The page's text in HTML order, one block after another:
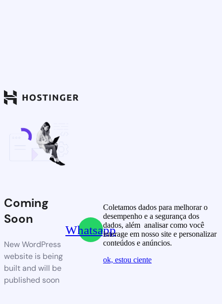
Coming
Soon
New WordPress
website is being
built and will be
published soon
Whatsapp
Coletamos dados para melhorar o
desempenho e a segurança dos
dados, além analisar como você
interage em nosso site e personalizar
conteúdos e anúncios.
ok, estou ciente